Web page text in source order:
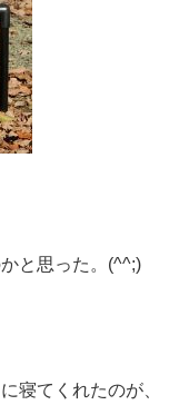
と思った。(^^;)
寝てくれたのが、